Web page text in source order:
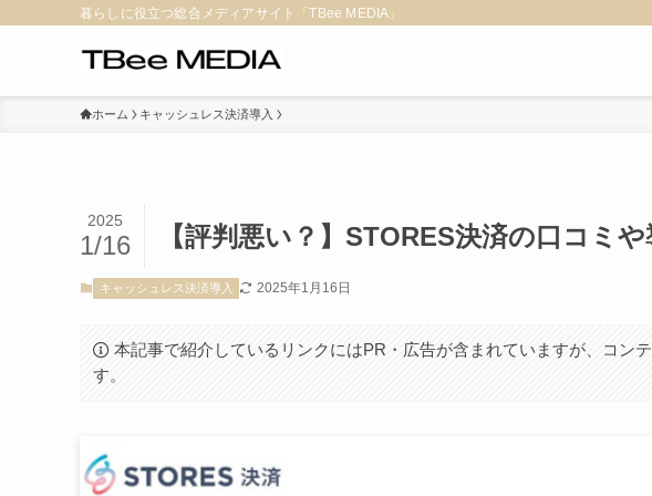
暮らしに役立つ総合メディアサイト「TBee MEDIA」
ホーム キャッシュレス決済導入
【評判悪い？】STORES決済の口コミ
2025
1/16
キャッシュレス決済導入 2025年1月16日
本記事で紹介しているリンクにはPR・広告が含まれていますが、コン
す。